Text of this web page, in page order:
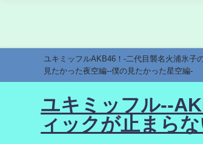
ユキミッフルAKB46！-二代目襲名火浦氷子
見たかった夜空編--僕の見たかった星空編-
ユキミッフル--
ィックが止まら